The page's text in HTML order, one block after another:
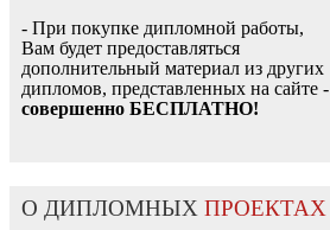
- При покупке дипломной работы,
Вам будет предоставляться
дополнительный материал из других
дипломов, представленных на сайте -
совершенно БЕСПЛАТНО!
О ДИПЛОМНЫХ ПРОЕКТАХ